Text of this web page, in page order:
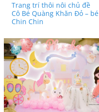
Trang trí thôi nôi chủ đề
Cô Bé Quàng Khăn Đỏ – bé
Chin Chin